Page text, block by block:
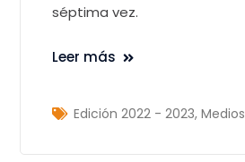
séptima vez.
Leer más
Edición 2022 - 2023,Medios